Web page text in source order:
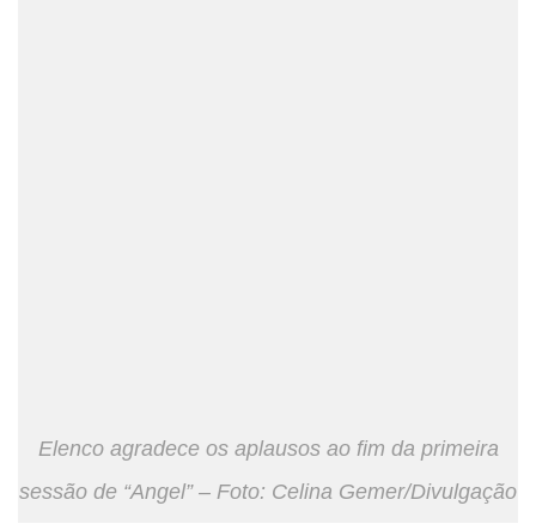
Elenco agradece os aplausos ao fim da primeira
sessão de “Angel” – Foto: Celina Gemer/Divulgação